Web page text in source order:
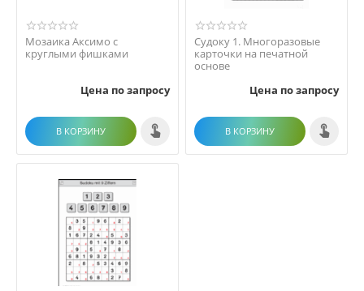
Мозаика Аксимо с
круглыми фишками
Цена по запросу
В КОРЗИНУ
Судоку 1. Многоразовые
карточки на печатной
основе
Цена по запросу
В КОРЗИНУ